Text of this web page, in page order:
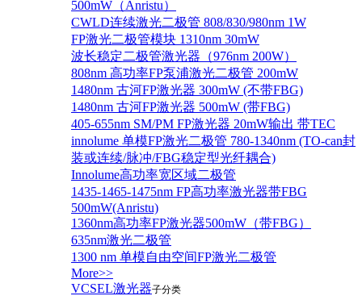
500mW（Anristu）
CWLD连续激光二极管 808/830/980nm 1W
FP激光二极管模块 1310nm 30mW
波长稳定二极管激光器（976nm 200W）
808nm 高功率FP泵浦激光二极管 200mW
1480nm 古河FP激光器 300mW (不带FBG)
1480nm 古河FP激光器 500mW (带FBG)
405-655nm SM/PM FP激光器 20mW输出 带TEC
innolume 单模FP激光二极管 780-1340nm (TO-can封
装或连续/脉冲/FBG稳定型光纤耦合)
Innolume高功率宽区域二极管
1435-1465-1475nm FP高功率激光器带FBG
500mW(Anristu)
1360nm高功率FP激光器500mW（带FBG）
635nm激光二极管
1300 nm 单模自由空间FP激光二极管
More>>
VCSEL激光器子分类